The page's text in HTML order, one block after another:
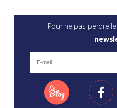
Pour ne pas perdre le